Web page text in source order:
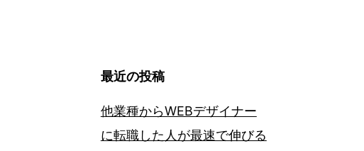
最近の投稿
他業種からWEBデザイナー
に転職した人が最速で伸びる